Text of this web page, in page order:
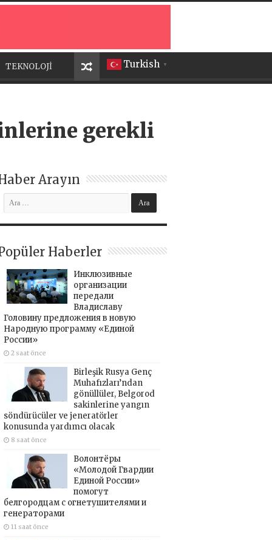
Turkish ▼
TEKNOLOJİ
gerekli
Arayın
Haberler
Инклюзивные
организации
передали
Владиславу
Головину предложения в новую
Народную программу «Единой
России»
2 saat önce
Birleşik Rusya Genç
Muhafızları’ndan
gönüllüler, Belgorod
sakinlerine yangın
söndürücüler ve jeneratörler
konusunda yardımcı olacak
8 saat önce
Волонтёры
«Молодой Гвардии
Единой России»
помогут
белгородцам с огнетушителями и
генераторами
11 saat önce